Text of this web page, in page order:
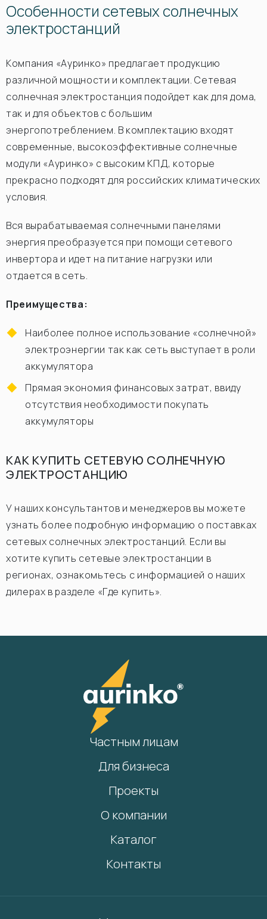
Особенности сетевых солнечных
электростанций
Компания «Ауринко» предлагает продукцию
различной мощности и комплектации. Сетевая
солнечная электростанция подойдет как для дома,
так и для объектов с большим
энергопотреблением. В комплектацию входят
современные, высокоэффективные солнечные
модули «Ауринко» с высоким КПД, которые
прекрасно подходят для российских климатических
условия.
Вся вырабатываемая солнечными панелями
энергия преобразуется при помощи сетевого
инвертора и идет на питание нагрузки или
отдается в сеть.
Преимущества:
Наиболее полное использование «солнечной»
электроэнергии так как сеть выступает в роли
аккумулятора
Прямая экономия финансовых затрат, ввиду
отсутствия необходимости покупать
аккумуляторы
КАК КУПИТЬ СЕТЕВУЮ СОЛНЕЧНУЮ
ЭЛЕКТРОСТАНЦИЮ
У наших консультантов и менеджеров вы можете
узнать более подробную информацию о поставках
сетевых солнечных электростанций. Если вы
хотите купить сетевые электростанции в
регионах, ознакомьтесь с информацией о наших
дилерах в разделе «Где купить».
Частным лицам
Для бизнеса
Проекты
О компании
Каталог
Контакты